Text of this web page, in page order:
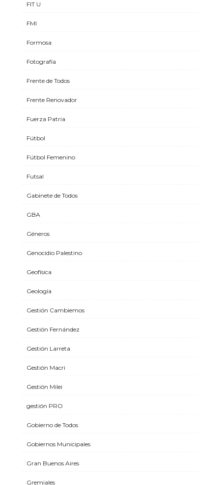
FIT U
FMI
Formosa
Fotografía
Frente de Todos
Frente Renovador
Fuerza Patria
Fútbol
Fútbol Femenino
Futsal
Gabinete de Todos
GBA
Géneros
Genocidio Palestino
Geofísica
Geología
Gestión Cambiemos
Gestión Fernández
Gestión Larreta
Gestión Macri
Gestión Milei
gestión PRO
Gobierno de Todos
Gobiernos Municipales
Gran Buenos Aires
Gremiales